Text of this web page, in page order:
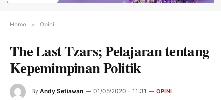
Home » Opini
The Last Tzars; Pelajaran tentang
Kepemimpinan Politik
By Andy Setiawan 01/05/2020 - 11:31 OPINI